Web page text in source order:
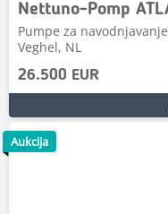
Pumpe za
Veghel, NL
26.500 EUR
Aukcija